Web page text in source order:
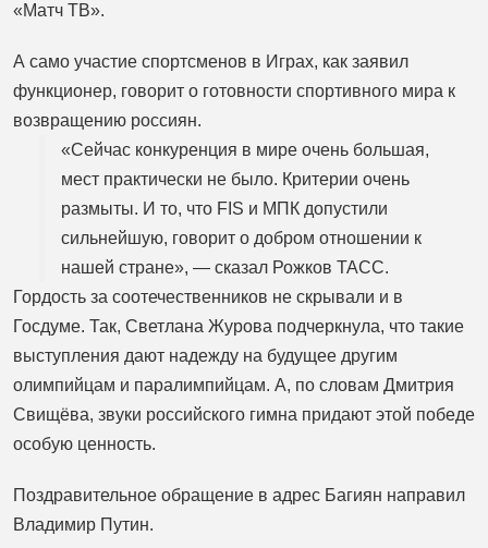
«Матч ТВ».
А само участие спортсменов в Играх, как заявил
функционер, говорит о готовности спортивного мира к
возвращению россиян.
«Сейчас конкуренция в мире очень большая,
мест практически не было. Критерии очень
размыты. И то, что FIS и МПК допустили
сильнейшую, говорит о добром отношении к
нашей стране», — сказал Рожков ТАСС.
Гордость за соотечественников не скрывали и в
Госдуме. Так, Светлана Журова подчеркнула, что такие
выступления дают надежду на будущее другим
олимпийцам и паралимпийцам. А, по словам Дмитрия
Свищёва, звуки российского гимна придают этой победе
особую ценность.
Поздравительное обращение в адрес Багиян направил
Владимир Путин.